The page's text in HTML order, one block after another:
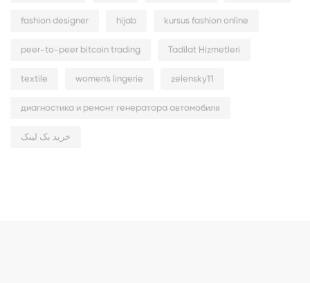
fashion designer hijab kursus fashion online
peer-to-peer bitcoin trading Tadilat Hizmetleri
textile women’s lingerie zelensky11
диагностика и ремонт генератора автомобиля
خرید بک لینک